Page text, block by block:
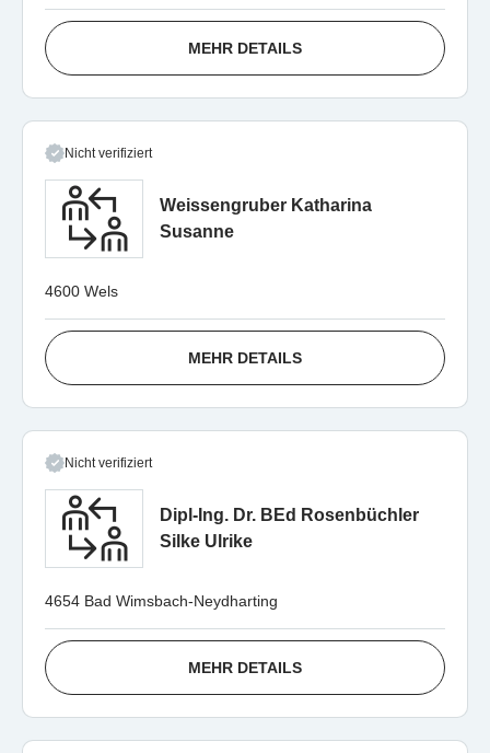
MEHR DETAILS
Nicht verifiziert
Weissengruber Katharina
Susanne
4600 Wels
MEHR DETAILS
Nicht verifiziert
Dipl-Ing. Dr. BEd Rosenbüchler
Silke Ulrike
4654 Bad Wimsbach-Neydharting
MEHR DETAILS